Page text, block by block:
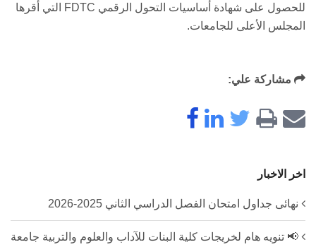
للحصول على شهادة أساسيات التحول الرقمي FDTC التي أقرها
المجلس الأعلى للجامعات.
مشاركة علي:
اخر الاخبار
نهائى جداول امتحان الفصل الدراسي الثاني 2025-2026
📢 تنويه هام لخريجات كلية البنات للآداب والعلوم والتربية جامعة